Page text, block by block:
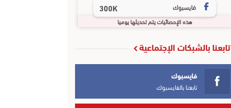
فايسبوك 300K
هذه الإحصائيات يتم تحديثها يوميا
تابعنا بالشبكات الإجتماعية
فايسبوك
تابعنا بالفايسبوك